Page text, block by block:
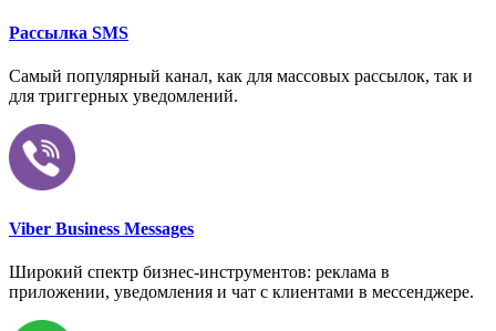
Рассылка SMS
Самый популярный канал, как для массовых рассылок, так и
для триггерных уведомлений.
Viber Business Messages
Широкий спектр бизнес-инструментов: реклама в
приложении, уведомления и чат с клиентами в мессенджере.